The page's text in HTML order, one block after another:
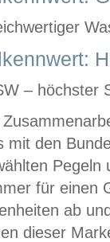
– höchster
mit den
für einen
ab
dieser